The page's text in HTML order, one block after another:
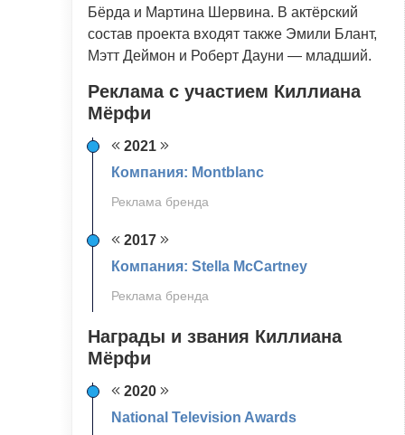
Бёрда и Мартина Шервина. В актёрский
состав проекта входят также Эмили Блант,
Мэтт Деймон и Роберт Дауни — младший.
Реклама с участием Киллиана
Мёрфи
2021
Компания: Montblanc
Реклама бренда
2017
Компания: Stella McCartney
Реклама бренда
Награды и звания Киллиана
Мёрфи
2020
National Television Awards